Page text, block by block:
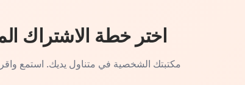
اختر خطة الاشتراك
مكتبتك الشخصية في متناول يديك. استمع